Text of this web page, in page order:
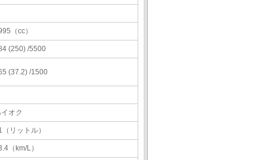
（cc）
(250) /5500
(37.2) /1500
オク
（リットル）
（km/L）